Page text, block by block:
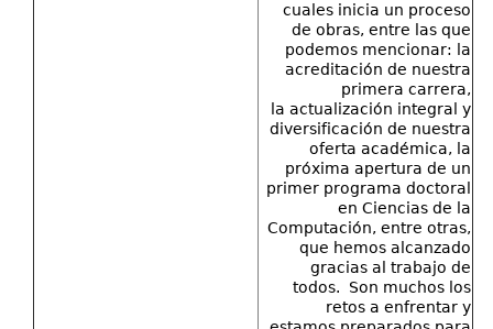
cuales inicia un proceso
de obras, entre las que
podemos mencionar: la
acreditación de nuestra
primera carrera,
la actualización integral y
diversificación de nuestra
oferta académica, la
próxima apertura de un
primer programa doctoral
en Ciencias de la
Computación, entre otras,
que hemos alcanzado
gracias al trabajo de
todos. Son muchos los
retos a enfrentar y